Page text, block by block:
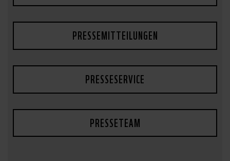
PRESSEMITTEILUNGEN
PRESSESERVICE
PRESSETEAM